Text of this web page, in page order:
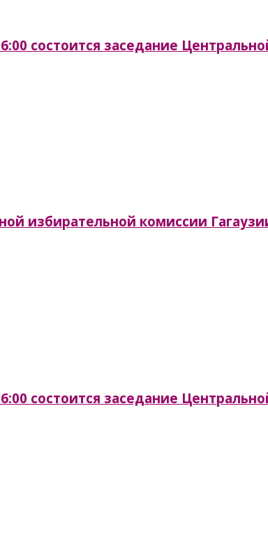
состоится заседание
избирательной комиссии
состоится заседание